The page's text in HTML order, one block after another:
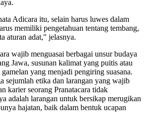
Adicara itu, selain harus luwes dalam
memiliki pengetahuan tentang tembang,
aturan adat," jelasnya.
wajib menguasai berbagai unsur budaya
Jawa, susunan kalimat yang puitis atau
yang menjadi pengiring suasana.
sejumlah etika dan larangan yang wajib
karier seorang Pranatacara tidak
adalah larangan untuk bersikap merugikan
hajatan, baik dalam bentuk ucapan